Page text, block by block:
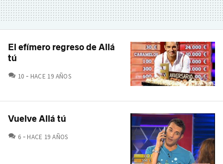
El efímero regreso de Allá
tú
10 COMENTARIOS
HACE 19 AÑOS
Vuelve Allá tú
6 COMENTARIOS
HACE 19 AÑOS